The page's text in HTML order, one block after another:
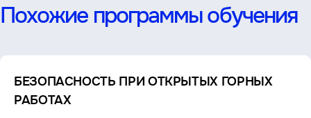
Похожие программы обучения
БЕЗОПАСНОСТЬ ПРИ ОТКРЫТЫХ ГОРНЫХ
РАБОТАХ